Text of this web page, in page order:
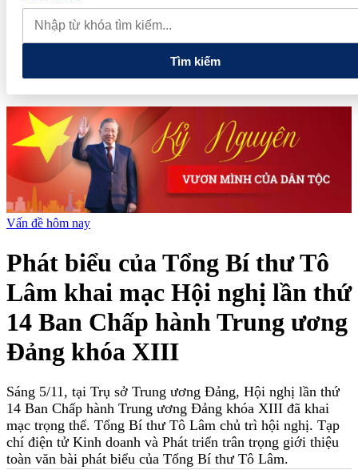
quan đến lĩnh vực tài chính, ngân hàng
Xử lý đến cùng các
vướng mắc, không đẩy doanh nghiệp đi vòng
Tìm kiếm
Vấn đề hôm nay
Phát biểu của Tổng Bí thư Tô
Lâm khai mạc Hội nghị lần thứ
14 Ban Chấp hành Trung ương
Đảng khóa XIII
Sáng 5/11, tại Trụ sở Trung ương Đảng, Hội nghị lần thứ
14 Ban Chấp hành Trung ương Đảng khóa XIII đã khai
mạc trọng thể. Tổng Bí thư Tô Lâm chủ trì hội nghị. Tạp
chí điện tử Kinh doanh và Phát triển trân trọng giới thiệu
toàn văn bài phát biểu của Tổng Bí thư Tô Lâm.